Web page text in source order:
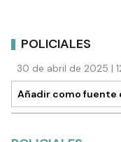
POLICIALES
30 de abril de 2025 |
Añadir como fuente